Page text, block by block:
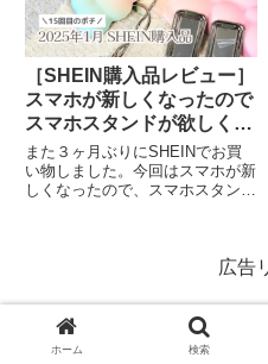
［SHEIN購入品レビュー］
スマホが新しくなったので
スマホスタンドが欲しく
て。2025年1月
また３ヶ月ぶりにSHEINでお買
い物しました。今回はスマホが新
しくなったので、スマホスタンド
ね…！▼前回はカレンダー工作用
広告
ホーム 検索